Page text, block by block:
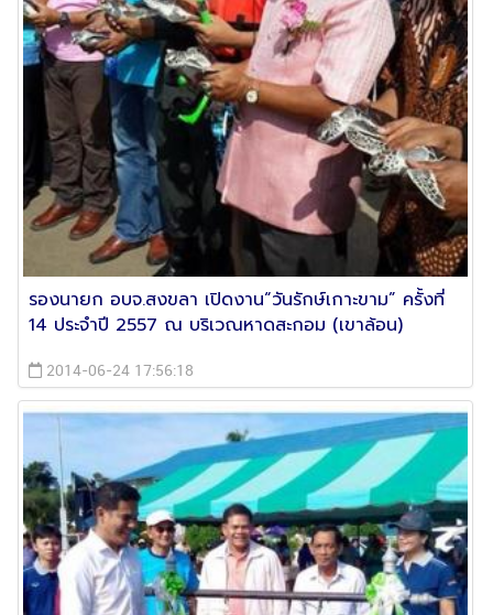
รองนายก อบจ.สงขลา เปิดงาน“วันรักษ์เกาะขาม” ครั้งที่
14 ประจำปี 2557 ณ บริเวณหาดสะกอม (เขาล้อน)
2014-06-24 17:56:18